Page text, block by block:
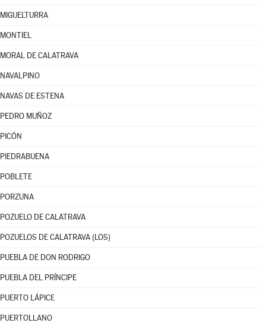
MIGUELTURRA
MONTIEL
MORAL DE CALATRAVA
NAVALPINO
NAVAS DE ESTENA
PEDRO MUÑOZ
PICÓN
PIEDRABUENA
POBLETE
PORZUNA
POZUELO DE CALATRAVA
POZUELOS DE CALATRAVA (LOS)
PUEBLA DE DON RODRIGO
PUEBLA DEL PRÍNCIPE
PUERTO LÁPICE
PUERTOLLANO